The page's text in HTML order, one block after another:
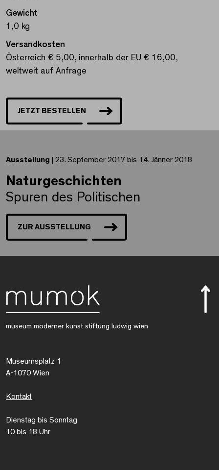
Gewicht
1,0 kg
Versandkosten
Österreich € 5,00, innerhalb der EU € 16,00,
weltweit auf Anfrage
JETZT BESTELLEN
Ausstellung | 23. September 2017 bis 14. Jänner 2018
Naturgeschichten
Spuren des Politischen
ZUR AUSSTELLUNG
museum moderner kunst stiftung ludwig wien
Museumsplatz 1
A-1070 Wien
Kontakt
Dienstag bis Sonntag
10 bis 18 Uhr